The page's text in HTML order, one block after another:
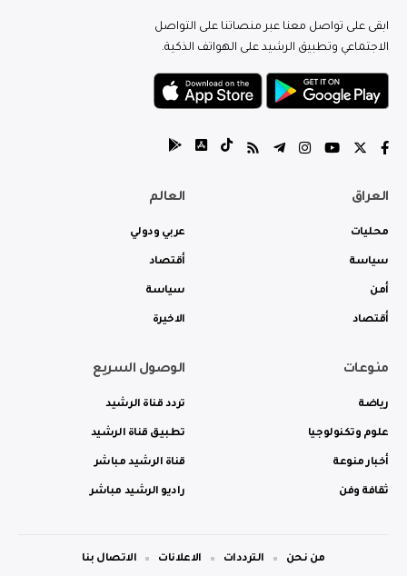
ابقى على تواصل معنا عبر منصاتنا على التواصل
الاجتماعي وتطبيق الرشيد على الهواتف الذكية.
العراق
محليات
سياسة
أمن
أقتصاد
العالم
عربي ودولي
أقتصاد
سياسة
الاخيرة
منوعات
رياضة
علوم وتكنولوجيا
أخبار منوعة
ثقافة وفن
الوصول السريع
تردد قناة الرشيد
تطبيق قناة الرشيد
قناة الرشيد مباشر
راديو الرشيد مباشر
من نحن الترددات الاعلانات الاتصال بنا